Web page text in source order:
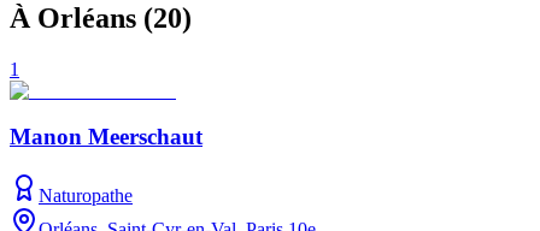
À Orléans (20)
1
Manon Meerschaut
Naturopathe